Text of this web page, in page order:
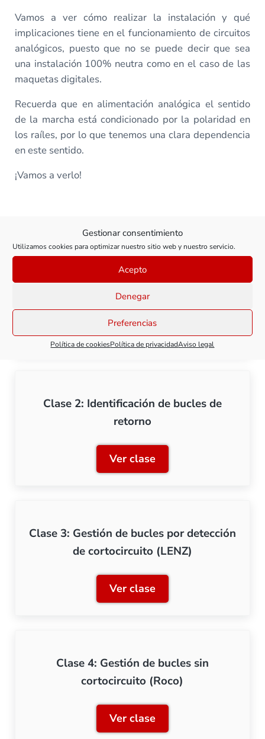
Gestionar consentimiento
Utilizamos cookies para optimizar nuestro sitio web y nuestro servicio.
Acepto
Denegar
Preferencias
Política de cookiesPolítica de privacidadAviso legal
Vamos a ver cómo realizar la instalación y qué
implicaciones tiene en el funcionamiento de circuitos
analógicos, puesto que no se puede decir que sea
una instalación 100% neutra como en el caso de las
maquetas digitales.
Recuerda que en alimentación analógica el sentido
de la marcha está condicionado por la polaridad en
los raíles, por lo que tenemos una clara dependencia
en este sentido.
¡Vamos a verlo!
Clase 1: Los bucles de retorno y su
problemática
Ver claseClase 1: Los bucles de
Clase 2: Identificación de bucles de
retorno
Ver claseClase 2: Identificación de
Clase 3: Gestión de bucles por detección
de cortocircuito (LENZ)
Ver claseClase 3: Gestión de
Clase 4: Gestión de bucles sin
cortocircuito (Roco)
Ver claseClase 4: Gestión de